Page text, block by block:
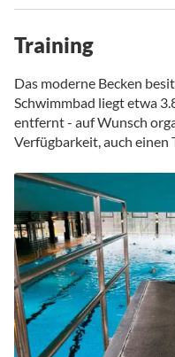
Training
Das moderne Becken
Schwimmbad liegt etwa
entfernt - auf Wunsch
Verfügbarkeit, auch einen